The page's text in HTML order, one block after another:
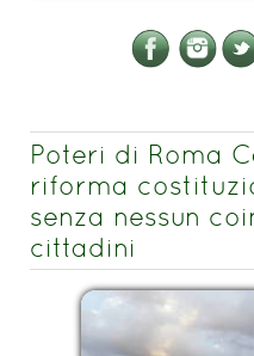
Poteri di Roma
riforma
senza nessun
cittadini